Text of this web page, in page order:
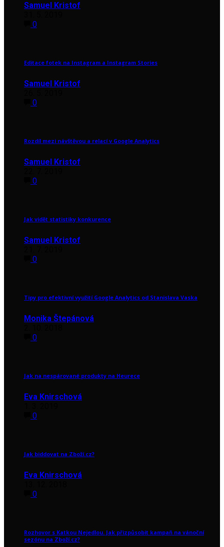
Samuel Kristof
0
Editace fotek na Instagram a Instagram Stories
Samuel Kristof
0
Rozdíl mezi návštěvou a relací v Google Analytics
Samuel Kristof
0
Jak vidět statistiky konkurence
Samuel Kristof
0
Tipy pro efektivní využití Google Analytics od Stanislava Vaska
Monika Štepánová
0
Jak na nespárované produkty na Heurece
Eva Knirschová
0
Jak biddovat na Zboží.cz?
Eva Knirschová
0
Rozhovor s Katkou Nejedlou. Jak přizpůsobit kampaň na vánoční
sezónu na Zboží.cz?